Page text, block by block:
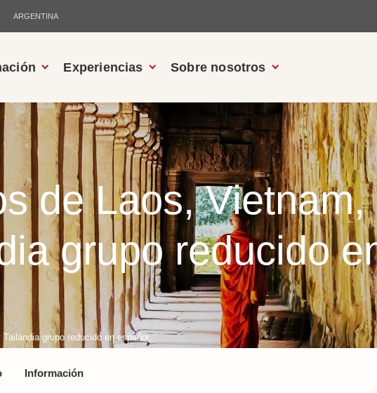
ARGENTINA
Experiencias Sobre nosotros
de Laos,
grupo reducido
grupo reducido en español.
Información